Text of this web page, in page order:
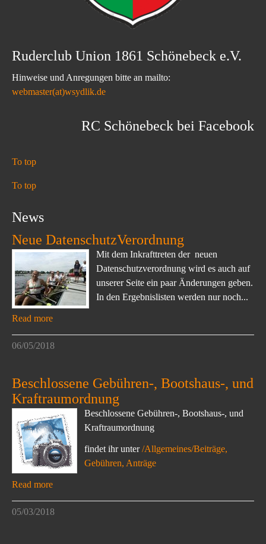
Ruderclub Union 1861 Schönebeck e.V.
Hinweise und Anregungen bitte an mailto:
webmaster(at)wsydlik.de
RC Schönebeck bei Facebook
To top
To top
News
Neue DatenschutzVerordnung
Mit dem Inkrafttreten der neuen
Datenschutzverordnung wird es auch auf
unserer Seite ein paar Änderungen geben.
In den Ergebnislisten werden nur noch...
Read more
06/05/2018
Beschlossene Gebühren-, Bootshaus-, und
Kraftraumordnung
Beschlossene Gebühren-, Bootshaus-, und
Kraftraumordnung
findet ihr unter/Allgemeines/Beiträge,
Gebühren, Anträge
Read more
05/03/2018